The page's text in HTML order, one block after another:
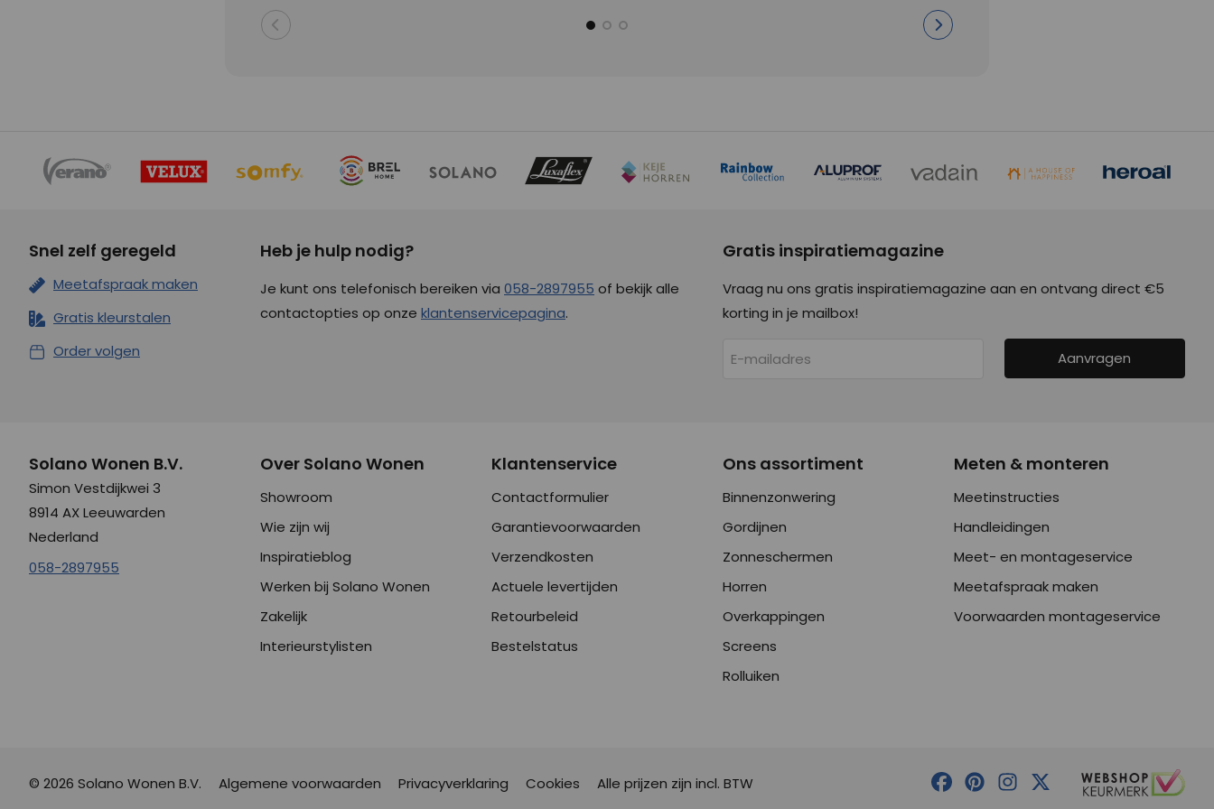
Snel zelf geregeld
Meetafspraak maken
Gratis kleurstalen
Order volgen
Heb je hulp nodig?
Je kunt ons telefonisch bereiken via 058-2897955 of bekijk alle
contactopties op onze klantenservicepagina.
Gratis inspiratiemagazine
Vraag nu ons gratis inspiratiemagazine aan en ontvang direct €5
korting in je mailbox!
Aanvragen
Solano Wonen B.V.
Simon Vestdijkwei 3
8914 AX Leeuwarden
Nederland
058-2897955
Over Solano Wonen
Showroom
Wie zijn wij
Inspiratieblog
Werken bij Solano Wonen
Zakelijk
Interieurstylisten
Klantenservice
Contactformulier
Garantievoorwaarden
Verzendkosten
Actuele levertijden
Retourbeleid
Bestelstatus
Ons assortiment
Binnenzonwering
Gordijnen
Zonneschermen
Horren
Overkappingen
Screens
Rolluiken
Meten & monteren
Meetinstructies
Handleidingen
Meet- en montageservice
Meetafspraak maken
Voorwaarden montageservice
© 2026 Solano Wonen B.V. Algemene voorwaarden Privacyverklaring Cookies Alle prijzen zijn incl. BTW